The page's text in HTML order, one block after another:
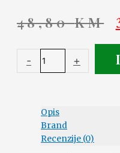
48,80KM
- +
Opis
Brand
Recenzije (0)